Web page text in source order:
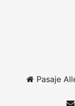
Pasaje